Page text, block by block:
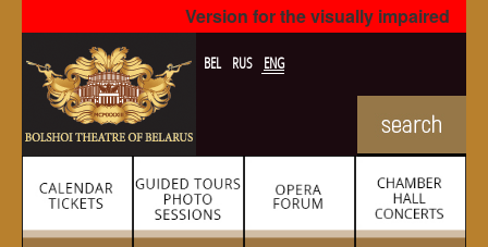
Version for the visually impaired
BEL RUS ENG